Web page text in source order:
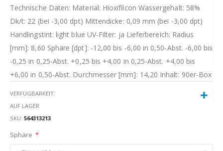
Technische Daten: Material: Hioxifilcon Wassergehalt: 58%
Dk/t: 22 (bei -3,00 dpt) Mittendicke: 0,09 mm (bei -3,00 dpt)
Handlingstint: light blue UV-Filter: ja Lieferbereich: Radius
[mm]: 8,60 Sphäre [dpt]: -12,00 bis -6,00 in 0,50-Abst. -6,00 bis
-0,25 in 0,25-Abst. +0,25 bis +4,00 in 0,25-Abst. +4,00 bis
+6,00 in 0,50-Abst. Durchmesser [mm]: 14,20 Inhalt: 90er-Box
VERFÜGBARKEIT:
AUF LAGER
SKU 564313213
Sphäre